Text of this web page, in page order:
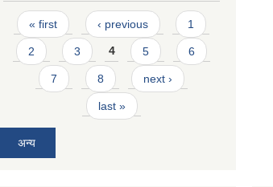
Pages
« first ‹ previous 1
2 3 4 5 6
7 8 next ›
last »
अन्य